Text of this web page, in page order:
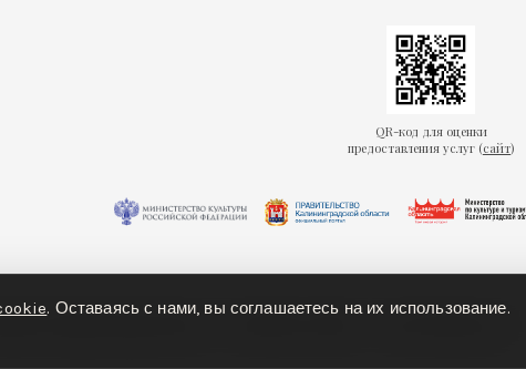
QR-код для оценки
предоставления услуг (сайт)
. Оставаясь с нами, вы соглашаетесь на их использование.